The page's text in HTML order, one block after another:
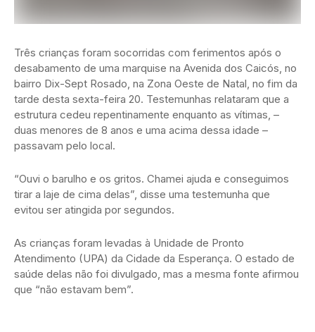
Três crianças foram socorridas com ferimentos após o
desabamento de uma marquise na Avenida dos Caicós, no
bairro Dix-Sept Rosado, na Zona Oeste de Natal, no fim da
tarde desta sexta-feira 20. Testemunhas relataram que a
estrutura cedeu repentinamente enquanto as vítimas, –
duas menores de 8 anos e uma acima dessa idade –
passavam pelo local.
“Ouvi o barulho e os gritos. Chamei ajuda e conseguimos
tirar a laje de cima delas”, disse uma testemunha que
evitou ser atingida por segundos.
As crianças foram levadas à Unidade de Pronto
Atendimento (UPA) da Cidade da Esperança. O estado de
saúde delas não foi divulgado, mas a mesma fonte afirmou
que “não estavam bem”.